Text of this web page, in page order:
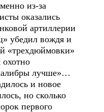
из-за
оказались
артиллерии
убедил вождя и
«трехдюймовки»
лучше»…
и новое
но сколько
первого